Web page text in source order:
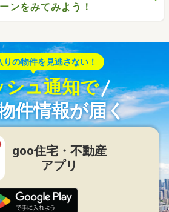
ンをみてみよう！
りの物件を見逃さない！
シュ通知で
件情報が届く
goo住宅・不動産
アプリ